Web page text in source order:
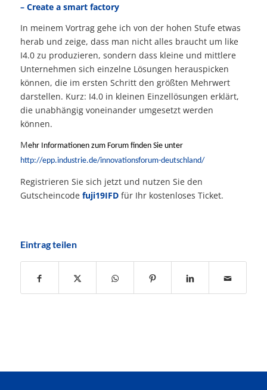
– Create a smart factory
In meinem Vortrag gehe ich von der hohen Stufe etwas
herab und zeige, dass man nicht alles braucht um like
I4.0 zu produzieren, sondern dass kleine und mittlere
Unternehmen sich einzelne Lösungen herauspicken
können, die im ersten Schritt den größten Mehrwert
darstellen. Kurz: I4.0 in kleinen Einzellösungen erklärt,
die unabhängig voneinander umgesetzt werden
können.
Mehr Informationen zum Forum finden Sie unter
http://epp.industrie.de/innovationsforum-deutschland/
Registrieren Sie sich jetzt und nutzen Sie den
Gutscheincode fuji19IFD für Ihr kostenloses Ticket.
Eintrag teilen